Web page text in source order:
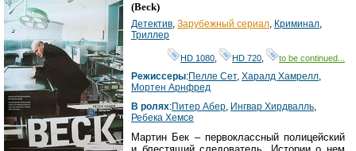
(Beck)
Детектив, Зарубежный сериал, Криминал,
Триллер
HD 1080 HD 720 to be continued...
Режиссеры:Пелле Сет, Харалд Хамрелл,
Мортен Арнфред
В ролях:Питер Абер, Ингвар Хирдвалль,
Ребека Хемсе
Мартин Бек – первоклассный полицейский